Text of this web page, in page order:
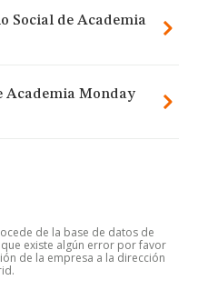
Social de Academia
Academia Monday
de la base de datos de
que existe algún error por favor
de la empresa a la dirección